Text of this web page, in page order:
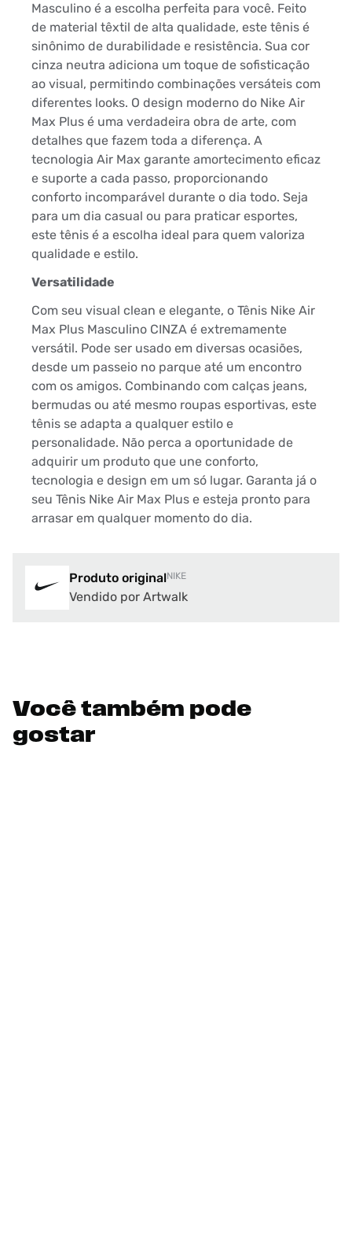
Masculino é a escolha perfeita para você. Feito
de material têxtil de alta qualidade, este tênis é
sinônimo de durabilidade e resistência. Sua cor
cinza neutra adiciona um toque de sofisticação
ao visual, permitindo combinações versáteis com
diferentes looks. O design moderno do Nike Air
Max Plus é uma verdadeira obra de arte, com
detalhes que fazem toda a diferença. A
tecnologia Air Max garante amortecimento eficaz
e suporte a cada passo, proporcionando
conforto incomparável durante o dia todo. Seja
para um dia casual ou para praticar esportes,
este tênis é a escolha ideal para quem valoriza
qualidade e estilo.
Versatilidade
Com seu visual clean e elegante, o Tênis Nike Air
Max Plus Masculino CINZA é extremamente
versátil. Pode ser usado em diversas ocasiões,
desde um passeio no parque até um encontro
com os amigos. Combinando com calças jeans,
bermudas ou até mesmo roupas esportivas, este
tênis se adapta a qualquer estilo e
personalidade. Não perca a oportunidade de
adquirir um produto que une conforto,
tecnologia e design em um só lugar. Garanta já o
seu Tênis Nike Air Max Plus e esteja pronto para
arrasar em qualquer momento do dia.
Produto originalNIKE
Vendido por Artwalk
Você também pode
gostar